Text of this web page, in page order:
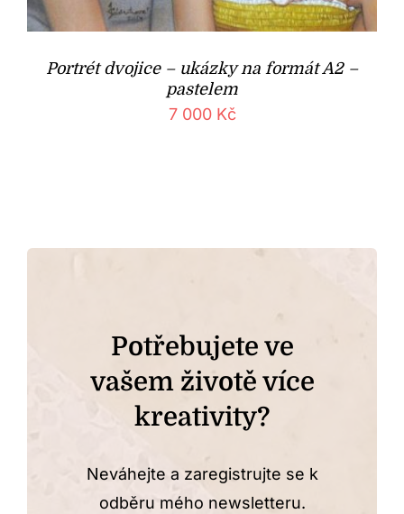
Portrét dvojice – ukázky na formát A2 –
pastelem
7 000 Kč
Potřebujete ve
vašem životě více
kreativity?
Neváhejte a zaregistrujte se k
odběru mého newsletteru.